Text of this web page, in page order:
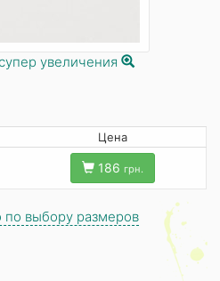
увеличения
Цена
186 грн.
по выбору размеров